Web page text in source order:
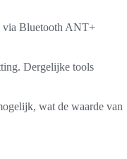
via Bluetooth ANT+
Dergelijke tools
wat de waarde van